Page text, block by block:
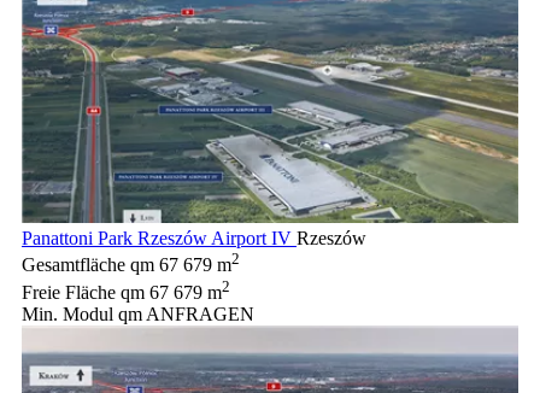
Panattoni Park Rzeszów Airport IV Rzeszów
Gesamtfläche qm 67 679 m2
Freie Fläche qm 67 679 m2
Min. Modul qm ANFRAGEN